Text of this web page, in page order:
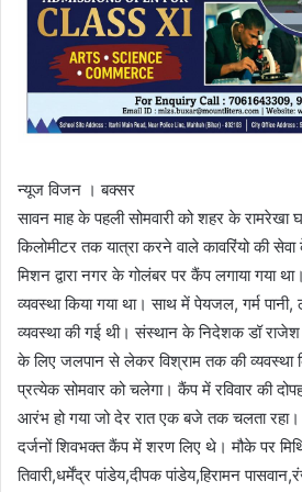
न्यूज विजन । बक्सर
सावन माह के पहली सोमवारी को शहर के
किलोमीटर तक यात्रा करने वाले कावरिंयो की सेवा
मिशन द्वारा नगर के गोलंबर पर कैंप लगाया गया
व्यवस्था किया गया था। साथ में पेयजल, गर्म
व्यवस्था की गई थी। संस्थान के निदेशक डॉ राजेश
के लिए जलपान से लेकर विश्राम तक की व्यवस्था
प्रत्येक सोमवार को चलेगा। कैंप में रविवार की
आरंभ हो गया जो देर रात एक बजे तक चलता रहा।
दर्जनों शिवभक्त कैंप में शरण लिए थे। मौके पर
तिवारी,धर्मेंद्र पांडेय,दीपक पांडेय,हिरामन